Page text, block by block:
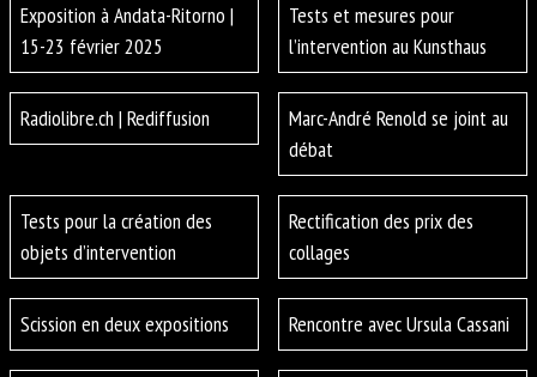
Exposition à Andata-Ritorno |
15-23 février 2025
Tests et mesures pour
l’intervention au Kunsthaus
Radiolibre.ch | Rediffusion
Marc-André Renold se joint au
débat
Tests pour la création des
objets d’intervention
Rectification des prix des
collages
Scission en deux expositions Rencontre avec Ursula Cassani